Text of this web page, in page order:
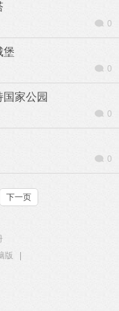
0
堡
0
家公园
0
0
下一页
版